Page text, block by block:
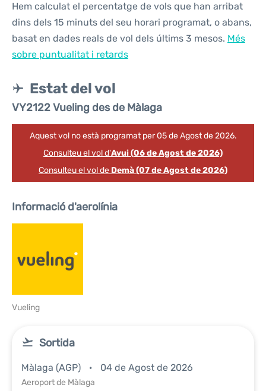
Hem calculat el percentatge de vols que han arribat
dins dels 15 minuts del seu horari programat, o abans,
basat en dades reals de vol dels últims 3 mesos. Més
sobre puntualitat i retards
Estat del vol
VY2122 Vueling des de Màlaga
Aquest vol no està programat per 05 de Agost de 2026.
Consulteu el vol d'Avui (06 de Agost de 2026)
Consulteu el vol de Demà (07 de Agost de 2026)
Informació d'aerolínia
Vueling
Sortida
Màlaga (AGP) 04 de Agost de 2026
Aeroport de Màlaga